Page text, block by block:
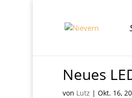
Neues
von Lutz | Okt. 16,